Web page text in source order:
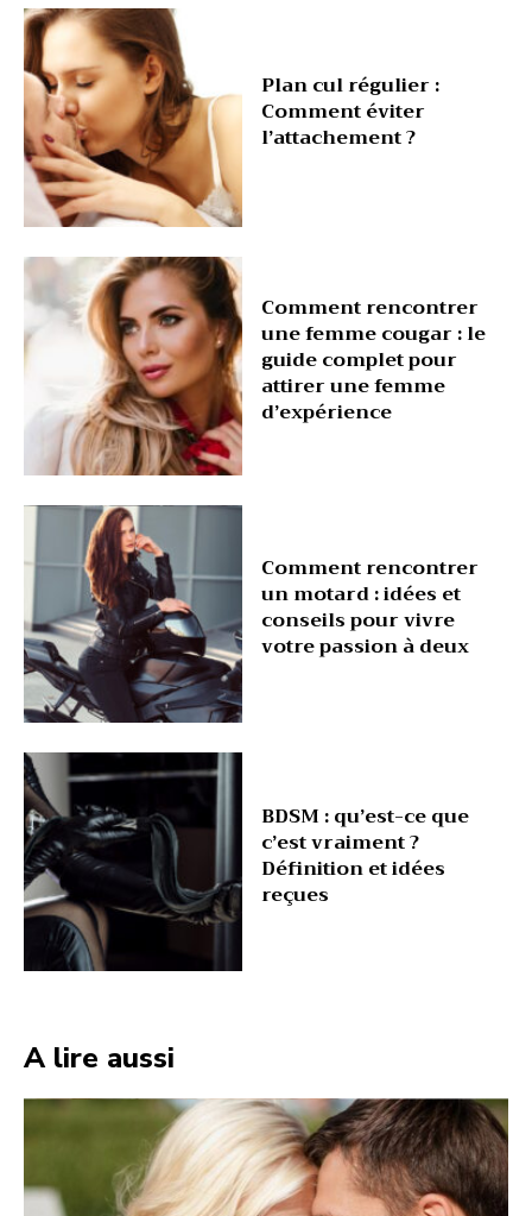
Plan cul régulier :
Comment éviter
l’attachement ?
Comment rencontrer
une femme cougar : le
guide complet pour
attirer une femme
d’expérience
Comment rencontrer
un motard : idées et
conseils pour vivre
votre passion à deux
BDSM : qu’est-ce que
c’est vraiment ?
Définition et idées
reçues
A lire aussi